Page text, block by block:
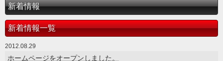
新着情報
新着情報一覧
2012.08.29
ホームページをオープンしました。